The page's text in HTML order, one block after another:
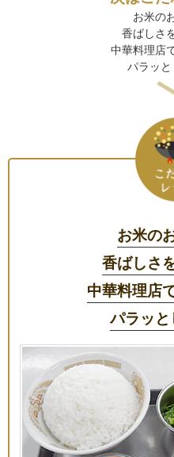
お米の
香ばしさ
中華料理店
パラッと
お米の
香ばしさ
中華料理店
パラッと